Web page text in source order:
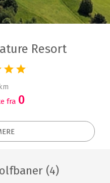
Resort
fra 0
(4)